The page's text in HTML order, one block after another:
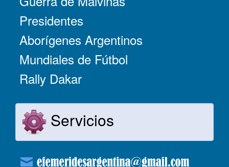
Presidentes
Aborígenes Argentinos
Mundiales de Fútbol
Rally Dakar
Servicios